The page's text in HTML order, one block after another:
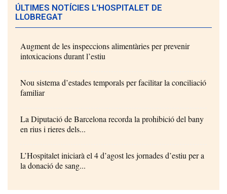
ÚLTIMES NOTÍCIES L'HOSPITALET DE
LLOBREGAT
Augment de les inspeccions alimentàries per prevenir
intoxicacions durant l’estiu
Nou sistema d’estades temporals per facilitar la conciliació
familiar
La Diputació de Barcelona recorda la prohibició del bany
en rius i rieres dels...
L’Hospitalet iniciarà el 4 d’agost les jornades d’estiu per a
la donació de sang...